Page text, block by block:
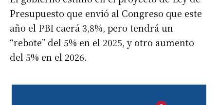
Presupuesto que envió al Congreso que este
año el PBI caerá 3,8%, pero tendrá un
“rebote” del 5% en el 2025, y otro aumento
del 5% en el 2026.